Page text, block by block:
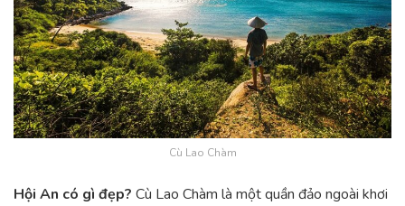
Cù Lao Chàm
Hội An có gì đẹp? Cù Lao Chàm là một quần đảo ngoài khơi